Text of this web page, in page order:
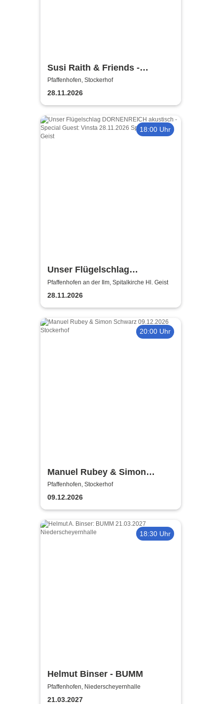
Susi Raith & Friends -
Weihnachtslieder von
Dahoam und aus der Welt …
Pfaffenhofen, Stockerhof
28.11.2026
18:00 Uhr
Unser Flügelschlag
DORNENREICH akustisch -
Special Guest: Vinsta -
MetalCrew Live Konzertreihe
Pfaffenhofen an der Ilm, Spitalkirche Hl. Geist
28.11.2026
20:00 Uhr
Manuel Rubey & Simon
Schwarz - Das Restaurant
Pfaffenhofen, Stockerhof
09.12.2026
18:30 Uhr
Helmut Binser - BUMM
Pfaffenhofen, Niederscheyernhalle
21.03.2027